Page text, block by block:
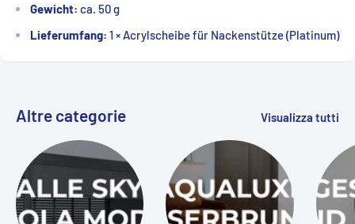
Gewicht: ca. 50 g
Lieferumfang: 1 × Acrylscheibe für Nackenstütze (Platinum)
Altre categorie Visualizza tutti